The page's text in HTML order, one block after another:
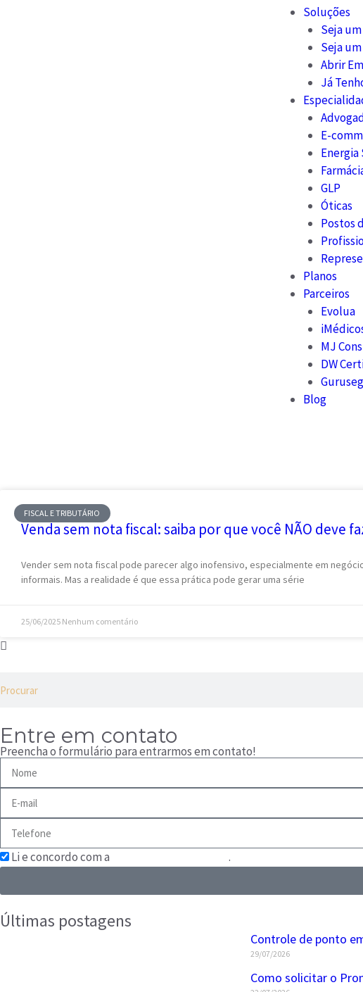
Soluções
Seja
Seja
Abrir
Já
E-
Energia
GLP
Óticas
Postos
Planos
Parceiros
Evolua
MJ
DW
Guruseg
Blog
FISCAL E TRIBUTÁRIO
Venda sem nota fiscal: saiba por que você NÃO deve
Vender sem nota fiscal pode parecer algo inofensivo, especialmente em
informais. Mas a realidade é que essa prática pode gerar uma série
25/06/2025 Nenhum comentário
Entre em contato
Preencha o formulário para entrarmos em contato!
Li e concordo com a .
Últimas postagens
Controle de ponto
29/07/2026
Como solicitar o